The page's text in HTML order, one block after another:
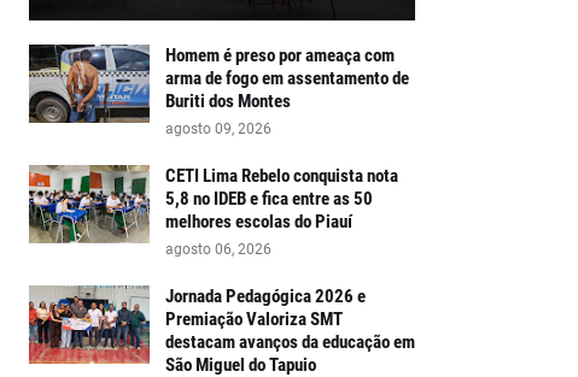
Homem é preso por ameaça com
arma de fogo em assentamento de
Buriti dos Montes
agosto 09, 2026
CETI Lima Rebelo conquista nota
5,8 no IDEB e fica entre as 50
melhores escolas do Piauí
agosto 06, 2026
Jornada Pedagógica 2026 e
Premiação Valoriza SMT
destacam avanços da educação em
São Miguel do Tapuio